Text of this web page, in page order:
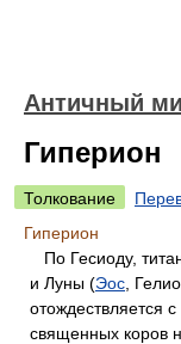
Античный
Гиперион
Толкование
Гиперион
По Гесиоду,
и Луны (Эос ,
отождествляется
священных коров